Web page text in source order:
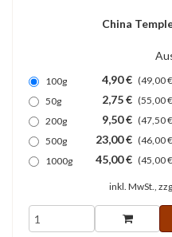
China
100g 4,90 € (49,00
50g
2,75 € (55,00
200g
9,50 € (47,50
500g
23,00 € (46,00
1000g
45,00 € (45,00
inkl. MwSt.,